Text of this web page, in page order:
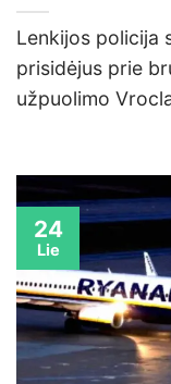
Lenkijos policija
prisidėjus prie
užpuolimo
24
Lie